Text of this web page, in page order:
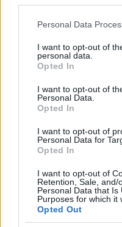
Please note that this
not limited to your visit or
grant or deny consent to
use your data for below
consent section.
Personal Data
I want to opt-out of
personal data.
Opted In
I want to opt-out of
Personal Data.
Opted In
I want to opt-out of
Personal Data for
Opted In
I want to opt-out of
Retention, Sale, and/
Personal Data that Is
Purposes for which it
Opted Out
garantire una
modelli i biscotti,
frigorifero per almeno
passaggio finale è
ben sodi e facili da
metterli in freezer per
Una volta che i
pronti per essere
scottarti, poiché non
La bellezza di questa
semplicità: potrai
golosi in pochi